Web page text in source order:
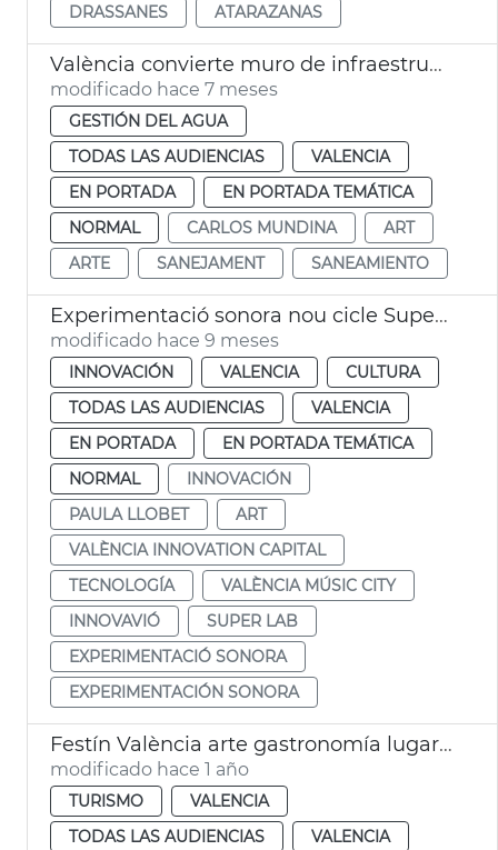
DRASSANES
ATARAZANAS
València convierte muro de infraestructuras saneamiento en arte urbano
modificado hace 7 meses
GESTIÓN DEL AGUA
TODAS LAS AUDIENCIAS
VALENCIA
EN PORTADA
EN PORTADA TEMÁTICA
NORMAL
CARLOS MUNDINA
ART
ARTE
SANEJAMENT SANEAMIENTO
Experimentació sonora nou cicle Super·Lab
modificado hace 9 meses
INNOVACIÓN VALENCIA
CULTURA
TODAS LAS AUDIENCIAS
VALENCIA
EN PORTADA
EN PORTADA TEMÁTICA
NORMAL
INNOVACIÓN
PAULA LLOBET
ART
VALÈNCIA INNOVATION CAPITAL
TECNOLOGÍA
VALÈNCIA MÚSIC CITY
INNOVAVIÓ
SUPER LAB
EXPERIMENTACIÓ SONORA
EXPERIMENTACIÓN SONORA
Festín València arte gastronomía lugares emblemáticos
modificado hace 1 año
TURISMO
VALENCIA
TODAS LAS AUDIENCIAS
VALENCIA